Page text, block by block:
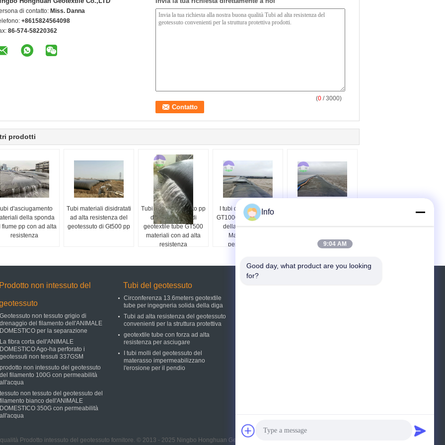
di contatto: Miss. Danna
+8615824564098
86-574-58220362
(0 / 3000)
prodotti
d'asciugamento
della sponda
fiume pp con ad alta
resistenza
Tubi materiali disidratati
ad alta resistenza del
geotessuto di Gt500 pp
Tubi d'asciugamento pp
del geotessuto di
geotextile tube GT500
materiali con ad alta
resistenza
I tubi d'asciugamento
GT1000 del geotessuto
della protezione di
Manica hanno
personalizzato
protezione di Shoreline
materasso di Biplate
Prodotto non intessuto del
Geotessuto non tessuto grigio di
drenaggio del filamento dell'ANIMALE
DOMESTICO per la separazione
La fibra corta dell'ANIMALE
DOMESTICO Ago-ha perforato i
geotessuti non tessuti 337GSM
prodotto non intessuto del geotessuto
del filamento 100G con permeabilità
all'acqua
tessuto non tessuto del geotessuto del
filamento bianco dell'ANIMALE
DOMESTICO 350G con permeabilità
all'acqua
Tubi del geotessuto
Circonferenza 13.6meters geotextile
tube per ingegneria solida della diga
Tubi ad alta resistenza del geotessuto
convenienti per la struttura protettiva
geotextile tube con forza ad alta
resistenza per asciugare
I tubi molli del geotessuto del
materasso impermeabilizzano
l'erosione per il pendio
Prodotto intessuto del geotessuto fornitore. © 2013 - 2025 Ningbo Honghuan Geotextile Co.,LTD. All Rights Reserved.
Info
9:04 AM
Good day, what product are you looking
for?